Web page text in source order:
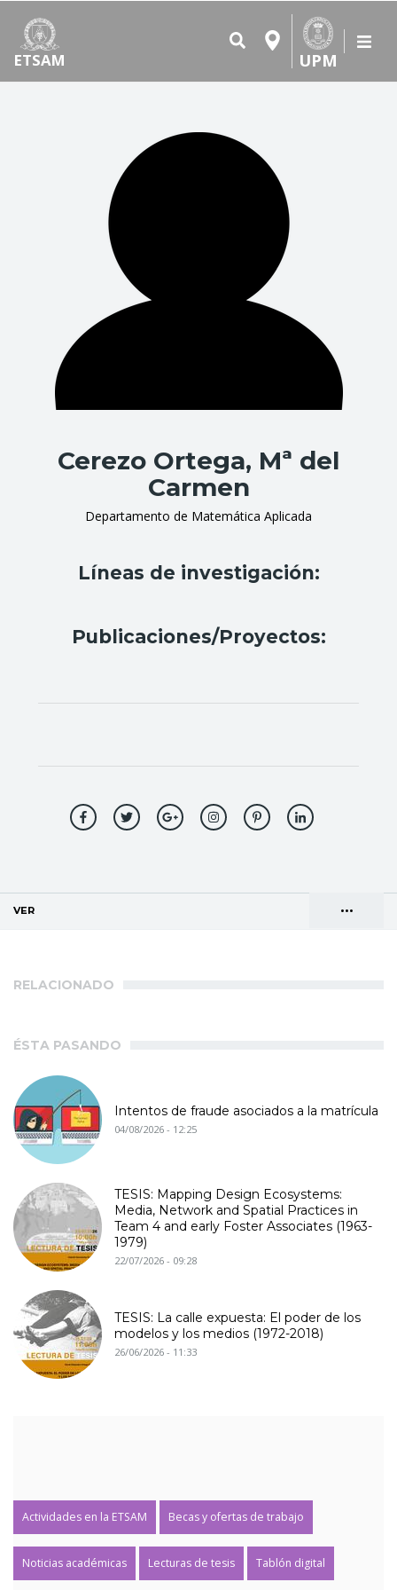
ETSAM UPM
Cerezo Ortega, Mª del
Carmen
Departamento de Matemática Aplicada
Líneas de investigación:
Publicaciones/Proyectos:
•••
VER
RELACIONADO
ÉSTA PASANDO
Intentos de fraude asociados a la matrícula
04/08/2026 - 12:25
TESIS: Mapping Design Ecosystems:
Media, Network and Spatial Practices in
Team 4 and early Foster Associates (1963-
1979)
22/07/2026 - 09:28
TESIS: La calle expuesta: El poder de los
modelos y los medios (1972-2018)
26/06/2026 - 11:33
Actividades en la ETSAM Becas y ofertas de trabajo
Noticias académicas Lecturas de tesis Tablón digital